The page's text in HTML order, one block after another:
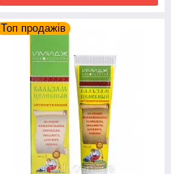
Топ продажів